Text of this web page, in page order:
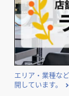
エリア・業種な
開しています。